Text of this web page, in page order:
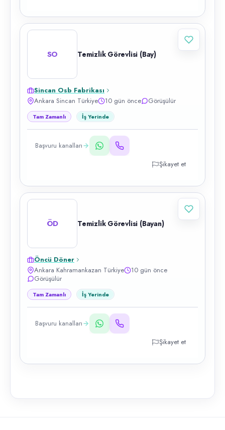
SO Temizlik Görevlisi (Bay)
Sincan Osb Fabrikası
Ankara Sincan Türkiye
10 gün önce Görüşülür
Tam Zamanlı İş Yerinde
Başvuru kanalları
Şikayet et
ÖD Temizlik Görevlisi (Bayan)
Öncü Döner
Ankara Kahramankazan Türkiye
10 gün önce
Görüşülür
Tam Zamanlı İş Yerinde
Başvuru kanalları
Şikayet et